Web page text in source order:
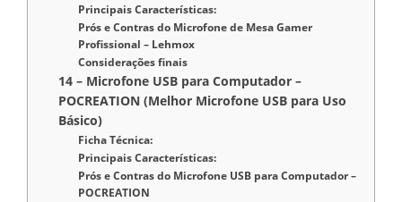
Principais Características:
Prós e Contras do Microfone de Mesa Gamer
Profissional – Lehmox
Considerações finais
14 – Microfone USB para Computador –
POCREATION (Melhor Microfone USB para Uso
Básico)
Ficha Técnica:
Principais Características:
Prós e Contras do Microfone USB para Computador –
POCREATION